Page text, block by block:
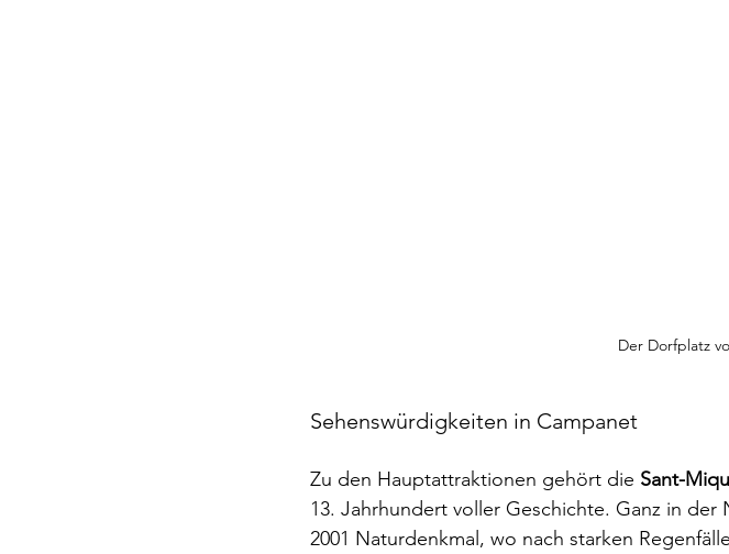
Der Dorfplatz
Sehenswürdigkeiten in Campanet
Zu den Hauptattraktionen gehört die Sant-
13. Jahrhundert voller Geschichte. Ganz in der
2001 Naturdenkmal, wo nach starken